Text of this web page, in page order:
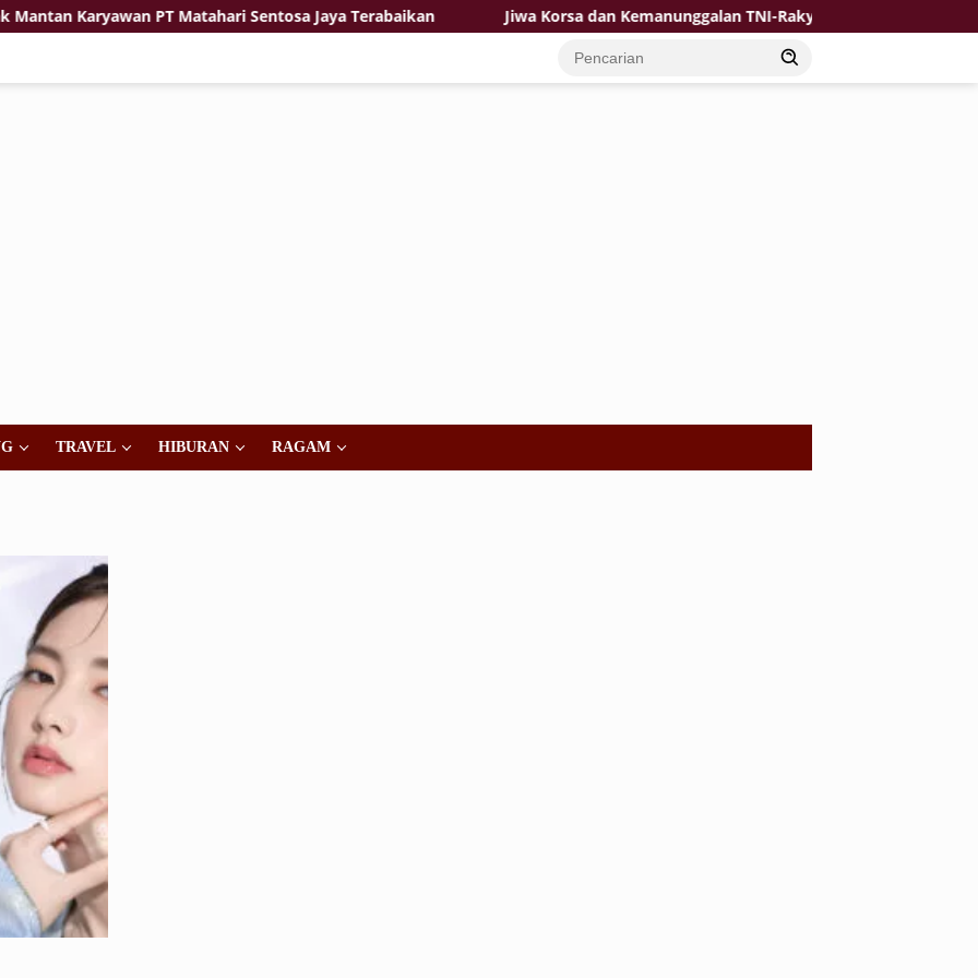
PT Matahari Sentosa Jaya Terabaikan Jiwa Korsa dan Kemanunggalan TNI-Rakyat Jadi Kekuatan TMMD di
TRAVEL HIBURAN RAGAM